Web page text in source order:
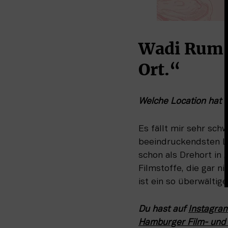
Wadi
Ort.“
Welche Location hat
Es fällt mir sehr
beeindruckendsten
schon als Drehort in
Filmstoffe, die gar
ist ein so
Du hast auf
Hamburger Film- und